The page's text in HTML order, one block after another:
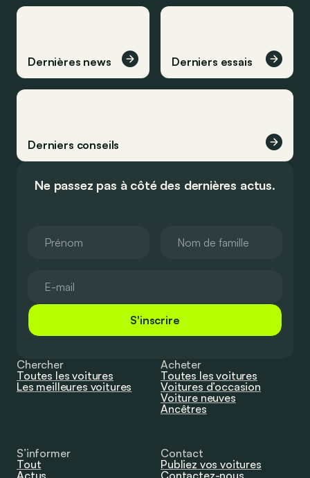
Dernières news Derniers essais
Derniers conseils
Ne passez pas à côté des dernières actus.
S'inscrire
Chercher
Toutes les voitures
Les meilleures voitures
Acheter
Toutes les voitures
Voitures d’occasion
Voiture neuves
Ancêtres
S’informer
Tout
Actus
Contact
Publiez vos voitures
Contactez-nous